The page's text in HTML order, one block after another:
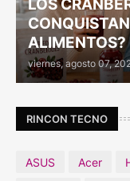
LOS
ALIMENTOS?
viernes, agosto 07,
RINCON TECNO
ASUS Acer